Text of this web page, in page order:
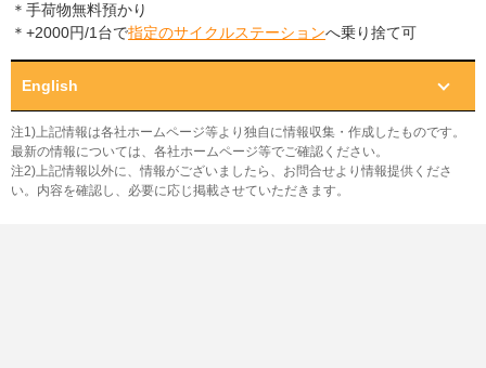
＊手荷物無料預かり
＊+2000円/1台で指定のサイクルステーションへ乗り捨て可
English
注1)上記情報は各社ホームページ等より独自に情報収集・作成したものです。
最新の情報については、各社ホームページ等でご確認ください。
注2)上記情報以外に、情報がございましたら、お問合せより情報提供くださ
い。内容を確認し、必要に応じ掲載させていただきます。